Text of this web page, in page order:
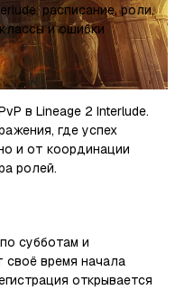
расписание, роли,
и ошибки
в Lineage 2 Interlude.
где успех
и от координации
ролей.
субботам и
своё время начала
открывается